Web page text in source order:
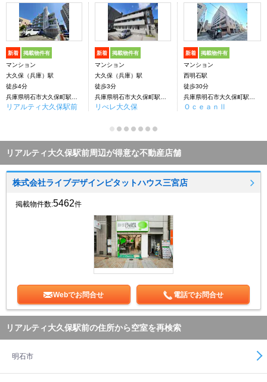
新着 掲載物件有
マンション
大久保（兵庫）駅
徒歩4分
リアルティ大久保駅前
新着 掲載物件有
マンション
大久保（兵庫）駅
徒歩3分
リべレ大久保
新着 掲載物件有
マンション
西明石駅
徒歩30分
ＯｃｅａｎⅡ
リアルティ大久保駅前周辺が得意な不動産店舗
株式会社ライブデザインピタットハウス三宮店
掲載物件数:5462件
Webでお問合せ 電話でお問合せ
リアルティ大久保駅前の住所から空室を再検索
明石市